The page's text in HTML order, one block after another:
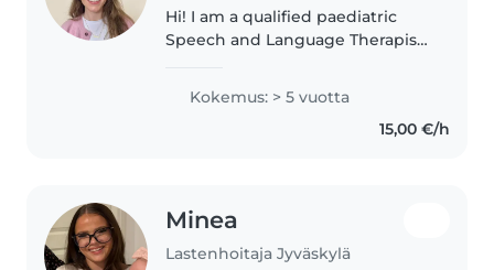
Hi! I am a qualified paediatric
Speech and Language Therapist
as well as a Bachelor's degree in
Early Childhood Education..
Kokemus: > 5 vuotta
15,00 €/h
Minea
Lastenhoitaja Jyväskylä